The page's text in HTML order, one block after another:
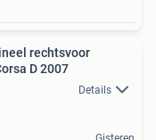
rechtsvoor
D 2007
Details